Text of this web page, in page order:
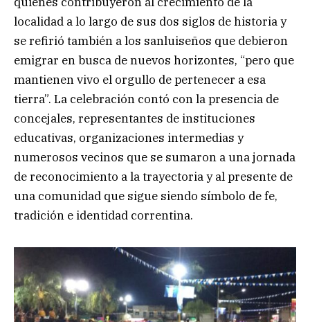
localidad a lo largo de sus dos siglos de historia y
se refirió también a los sanluiseños que debieron
emigrar en busca de nuevos horizontes, “pero que
mantienen vivo el orgullo de pertenecer a esa
tierra”. La celebración contó con la presencia de
concejales, representantes de instituciones
educativas, organizaciones intermedias y
numerosos vecinos que se sumaron a una jornada
de reconocimiento a la trayectoria y al presente de
una comunidad que sigue siendo símbolo de fe,
tradición e identidad correntina.